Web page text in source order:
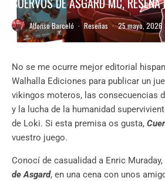
Alfonso Barceló · Reseñas · 25 mayo, 2026
No se me ocurre mejor editorial
Walhalla Ediciones para publicar un
vikingos moteros, las consecuencias
y la lucha de la humanidad
de Loki. Si esta premisa os gusta,
vuestro juego.
Conocí de casualidad a Enric
de Asgard, en una cena con unos